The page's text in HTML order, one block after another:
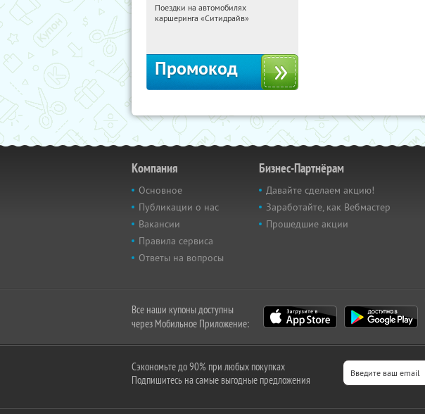
13:20:33
Получи первым!
Поездки на автомобилях
каршеринга «Ситидрайв»
Промокод
Компания
Основное
Публикации о нас
Вакансии
Правила сервиса
Ответы на вопросы
Бизнес-Партнёрам
Давайте сделаем акцию!
Заработайте, как Вебмастер
Прошедшие акции
Все наши купоны доступны
через Мобильное Приложение:
Сэкономьте до 90% при любых покупках
Подпишитесь на самые выгодные предложения